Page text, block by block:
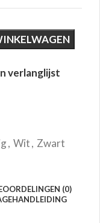
verlanglijst
, Wit, Zwart
(0)